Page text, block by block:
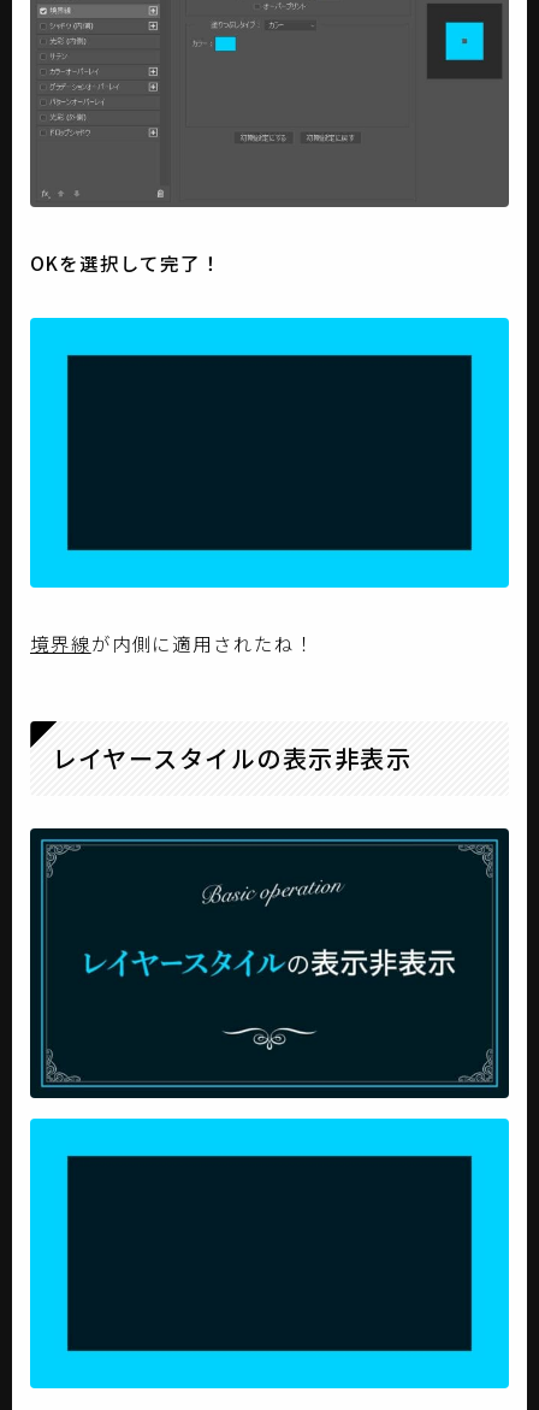
OKを選択して完了！
境界線が内側に適用されたね！
レイヤースタイルの表示非表示